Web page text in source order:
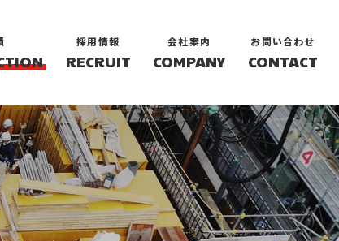
採用情報
RECRUIT
会社案内
COMPANY
お問い合わせ
CONTACT